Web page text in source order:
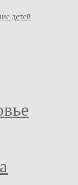
детей